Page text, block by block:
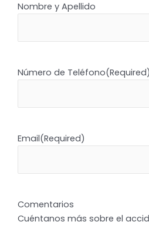
Nombre y Apellido
Número de Teléfono(Required)
Email(Required)
Comentarios
Cuéntanos más sobre el